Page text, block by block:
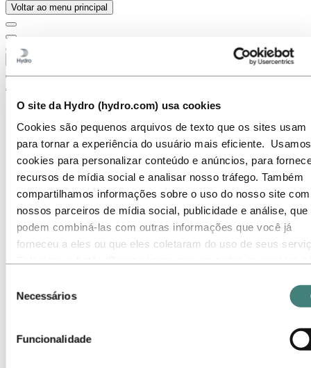
O site da Hydro (hydro.com) usa cookies
Cookies são pequenos arquivos de texto que os sites usam
para tornar a experiência do usuário mais eficiente. Usamos
cookies para personalizar conteúdo e anúncios, para
recursos de mídia social e analisar nosso tráfego. Também
compartilhamos informações sobre o uso do nosso site com
nossos parceiros de mídia social, publicidade e análise, que
podem combiná-las com outras informações que você já
forneceu a eles ou que eles coletaram do uso de seus
os cookies selecionados. Selecione o botão ‘Permitir todos’
configurações do seu navegador. Mas, lembre-se que ao
Necessários
Funcionalidade
Voltar ao menu principal
Fechar
Produtos
Indústrias que atendemos
Automotiva
Interior e componentes
Exterior
Carroçaria
O alumínio na indústria automotiva – trens-de-
força leves, resistentes e eficientes
O alumínio na indústria automotiva –
Gerenciamento de temperatura do veículo
Veículos elétricos
Construção e Edificação
Energia solar e outras formas de energia
Sistemas eletrônicos
Engenharia geral